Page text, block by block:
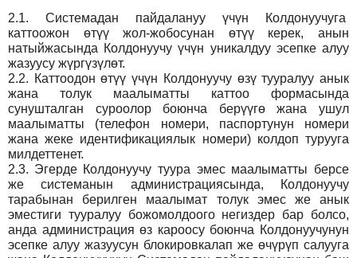
2.1.
Системадан пайдалануу үчүн Колдонуучуга
каттоожон өтүү жол-жобосунан өтүү керек, анын
натыйжасында Колдонуучу үчүн уникалдуу эсепке алуу
жазуусу жүргүзүлөт.
2.2. Каттоодон өтүү үчүн Колдонуучу өзү тууралуу анык
жана толук маалыматты каттоо формасында
сунушталган суроолор боюнча берүүгө жана ушул
маалыматты (телефон номери, паспортунун номери
жана жеке идентификациялык номери) колдоп турууга
милдеттенет.
2.3. Эгерде Колдонуучу туура эмес маалыматты берсе
же системанын администрациясында, Колдонуучу
тарабынан берилген маалымат толук эмес же анык
эместиги тууралуу божомолдоого негиздер бар болсо,
анда администрация өз кароосу боюнча Колдонуучунун
эсепке алуу жазуусун блокировкалап же өчүрүп салууга